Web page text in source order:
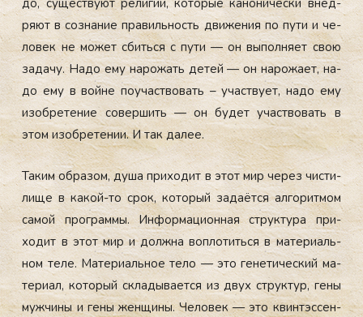
до, су­щес­тву­ют ре­лигии, ко­торые ка­нони­чес­ки внед­
ря­ют в соз­на­ние пра­виль­ность дви­жения по пу­ти и че­
ловек не мо­жет сбить­ся с пу­ти — он вы­пол­ня­ет свою
за­дачу. На­до ему на­рожать де­тей — он на­рожа­ет, на­
до ему в вой­не по­учас­тво­вать – учас­тву­ет, на­до ему
изоб­ре­тение со­вер­шить — он бу­дет учас­тво­вать в
этом изоб­ре­тении. И так да­лее.
Та­ким об­ра­зом, ду­ша при­ходит в этот мир че­рез чис­ти­
лище в ка­кой-то срок, ко­торый за­да­ёт­ся ал­го­рит­мом
са­мой прог­раммы. Ин­форма­ци­он­ная струк­ту­ра при­
ходит в этот мир и дол­жна воп­ло­тить­ся в ма­тери­аль­
ном те­ле. Ма­тери­аль­ное те­ло — это ге­нети­чес­кий ма­
тери­ал, ко­торый скла­дыва­ет­ся из двух струк­тур, ге­ны
муж­чи­ны и ге­ны жен­щи­ны. Че­ловек — это квин­тэссен­